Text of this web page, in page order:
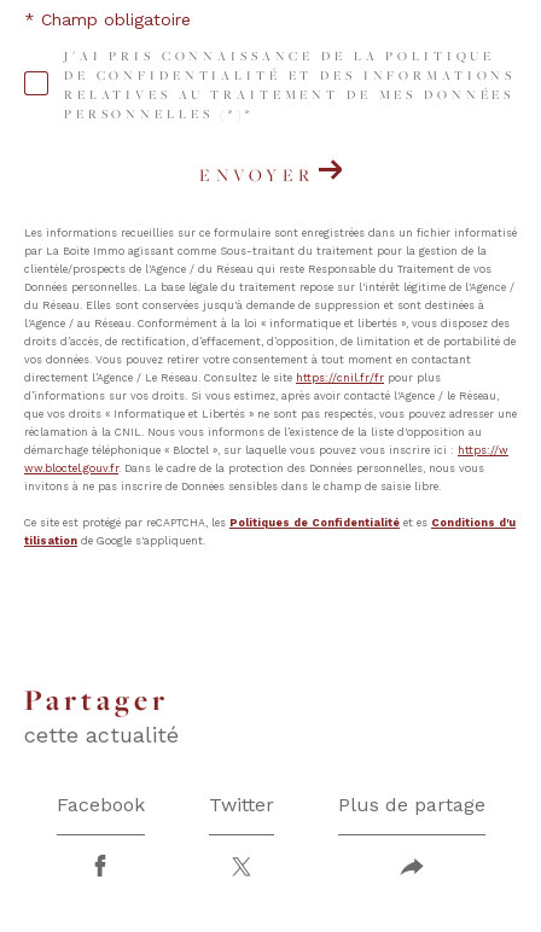
J'AI PRIS CONNAISSANCE DE LA POLITIQUE
DE CONFIDENTIALITÉ ET DES INFORMATIONS
RELATIVES AU TRAITEMENT DE MES DONNÉES
PERSONNELLES (*)*
* Champ obligatoire
ENVOYER
Les informations recueillies sur ce formulaire sont enregistrées dans un fichier informatisé
par La Boite Immo agissant comme Sous-traitant du traitement pour la gestion de la
clientèle/prospects de l'Agence / du Réseau qui reste Responsable du Traitement de vos
Données personnelles. La base légale du traitement repose sur l'intérêt légitime de l'Agence /
du Réseau. Elles sont conservées jusqu'à demande de suppression et sont destinées à
l'Agence / au Réseau. Conformément à la loi « informatique et libertés », vous disposez des
droits d’accès, de rectification, d’effacement, d’opposition, de limitation et de portabilité de
vos données. Vous pouvez retirer votre consentement à tout moment en contactant
directement l’Agence / Le Réseau. Consultez le site https://cnil.fr/fr pour plus
d’informations sur vos droits. Si vous estimez, après avoir contacté l'Agence / le Réseau,
que vos droits « Informatique et Libertés » ne sont pas respectés, vous pouvez adresser une
réclamation à la CNIL. Nous vous informons de l’existence de la liste d'opposition au
démarchage téléphonique « Bloctel », sur laquelle vous pouvez vous inscrire ici : https://w
ww.bloctel.gouv.fr. Dans le cadre de la protection des Données personnelles, nous vous
invitons à ne pas inscrire de Données sensibles dans le champ de saisie libre.
Ce site est protégé par reCAPTCHA, les Politiques de Confidentialité et es Conditions d'u
tilisation de Google s'appliquent.
partager
cette actualité
Facebook Twitter Plus de partage